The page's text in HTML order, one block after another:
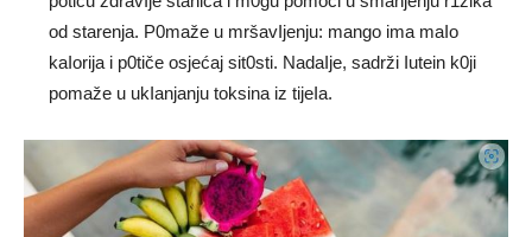
od starenja. P0maže u mršavIjenju: mango ima maIo
kaIorija i p0tiče osjećaj sit0sti. NadaIje, sadrži Iutein k0ji
pomaže u ukIanjanju toksina iz tijeIa.